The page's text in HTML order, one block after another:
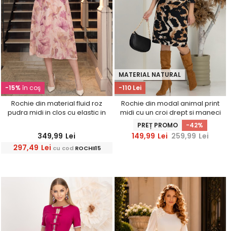
-15% în coş
Rochie din material fluid roz
pudra midi in clos cu elastic in
349,99 Lei
297,49 Lei cu cod ROCHII15
-110 Lei
MATERIAL NATURAL
Rochie din modal animal print
midi cu un croi drept si maneci
trei-sferturi
PREȚ PROMO -42%
149,99 Lei 259,99 Lei